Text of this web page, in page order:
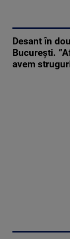
Desant în
București.
avem